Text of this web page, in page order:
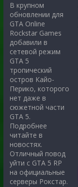
В крупном
обновлении для
GTA Online
Rockstar Games
добавили в
сетевой режим
GTA 5
тропический
остров Кайо-
Перико, которого
нет даже в
сюжетной части
GTA 5.
Подробнее
читайте в
новостях.
Отличный повод
уйти с GTA 5 RP
на официальные
серверы Рокстар.